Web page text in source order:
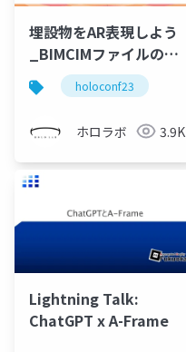
埋設物をAR表現しよう
_BIMCIMファイルのAR
ビューアー
「mixpace」の開発の
holoconf23
ホロラボ 3.9K
Lightning Talk:
ChatGPT x A-Frame